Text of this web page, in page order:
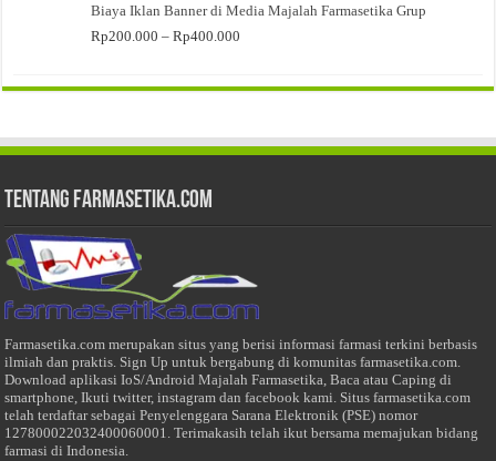
hingga
Biaya Iklan Banner di Media Majalah Farmasetika Grup
Rp200.000 – Rp400.000
hingga
Tentang Farmasetika.com
Farmasetika.com merupakan situs yang berisi informasi farmasi terkini berbasis
ilmiah dan praktis. Sign Up untuk bergabung di komunitas farmasetika.com.
Download aplikasi IoS/Android Majalah Farmasetika, Baca atau Caping di
smartphone, Ikuti twitter, instagram dan facebook kami. Situs farmasetika.com
telah terdaftar sebagai Penyelenggara Sarana Elektronik (PSE) nomor
127800022032400060001. Terimakasih telah ikut bersama memajukan bidang
farmasi di Indonesia.